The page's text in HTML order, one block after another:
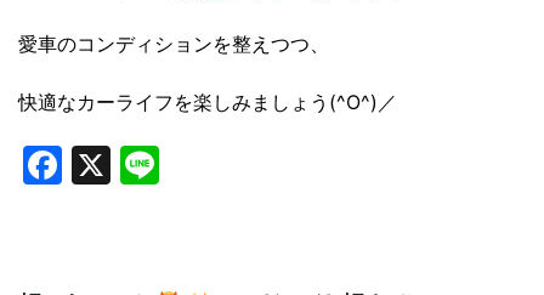
愛車のコンディションを整えつつ、
快適なカーライフを楽しみましょう(^O^)／
Facebook
X